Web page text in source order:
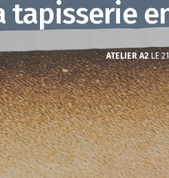
tapisserie
ATELIER A2LE